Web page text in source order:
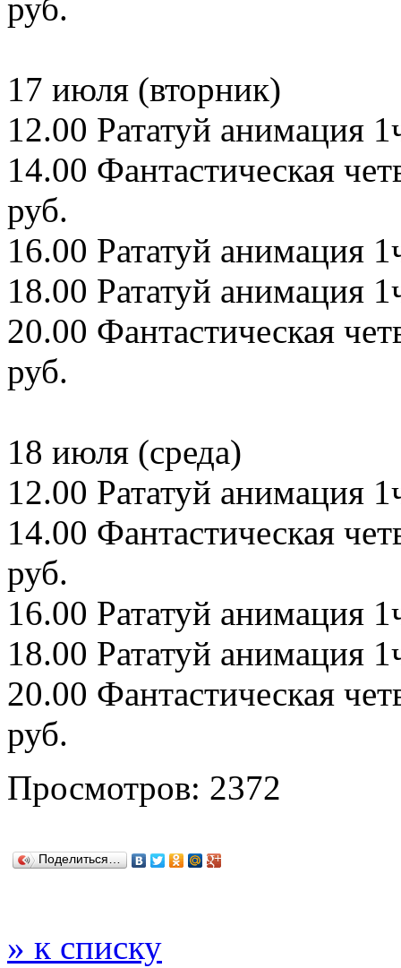
руб.
17 июля (вторник)
12.00 Рататуй анимация
14.00 Фантастическая
руб.
16.00 Рататуй анимация
18.00 Рататуй анимация
20.00 Фантастическая
руб.
18 июля (среда)
12.00 Рататуй анимация
14.00 Фантастическая
руб.
16.00 Рататуй анимация
18.00 Рататуй анимация
20.00 Фантастическая
руб.
Просмотров: 2372
Поделиться…
» к списку